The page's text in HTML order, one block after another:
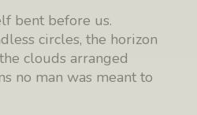
bent before us.
circles, the horizon
clouds arranged
no man was meant to